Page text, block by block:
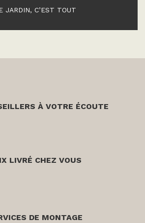
JARDIN, C’EST TOUT
À VOTRE ÉCOUTE
LIVRÉ CHEZ VOUS
DE MONTAGE